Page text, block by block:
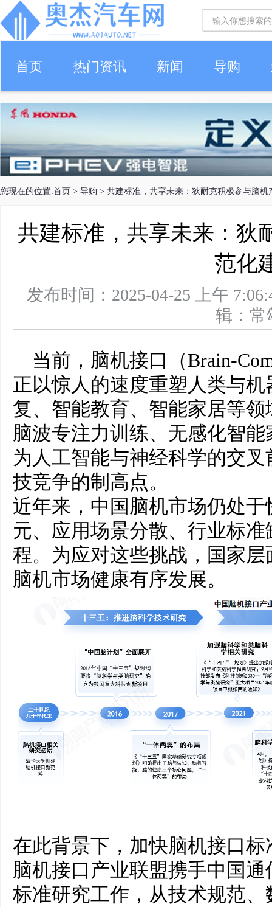
首页 热门资讯 新闻 导购
您现在的位置:首页 > 导购 > 共建标准，共享未来：狄耐克积极参与脑机
共建标准，共享未来：狄
范化
发布时间：2025-04-25 上午
辑：
当前，脑机接口（Brain-
正以惊人的速度重塑人类与
复、智能教育、智能家居等
脑波专注力训练、无感化智
为人工智能与神经科学的交
技竞争的制高点。
近年来，中国脑机市场仍处
元、应用场景分散、行业标
程。为应对这些挑战，国家
脑机市场健康有序发展。
在此背景下，加快脑机接口
脑机接口产业联盟携手中国
标准研究工作，从技术规范